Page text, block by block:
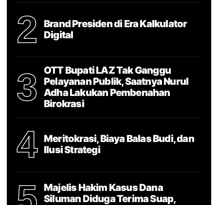
2
Brand Presiden di Era Kalkulator
Digital
3
OTT Bupati LAZ Tak Ganggu
Pelayanan Publik, Saatnya Nurul
Adha Lakukan Pembenahan
Birokrasi
4
Meritokrasi, Biaya Balas Budi, dan
Ilusi Strategi
Majelis Hakim Kasus Dana
Siluman Diduga Terima Suap,